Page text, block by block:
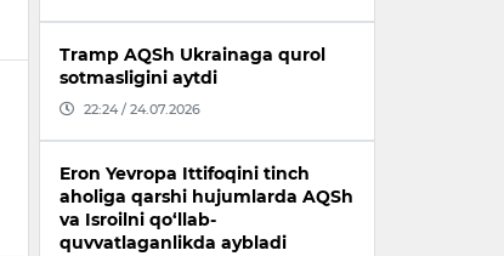
Tramp AQSh Ukrainaga qurol
sotmasligini aytdi
22:24 / 24.07.2026
Eron Yevropa Ittifoqini tinch
aholiga qarshi hujumlarda AQSh
va Isroilni qo‘llab-
quvvatlaganlikda aybladi